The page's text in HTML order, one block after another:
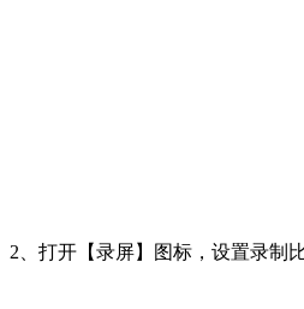
2、打开【录屏】图标，设置录制